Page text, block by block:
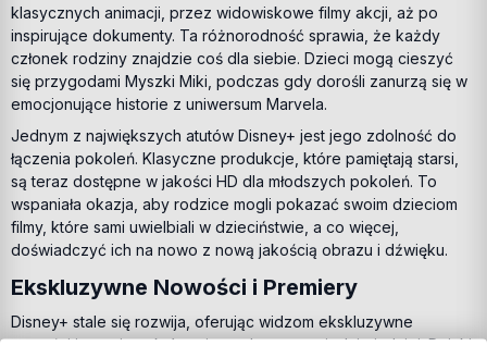
klasycznych animacji, przez widowiskowe filmy akcji, aż po
inspirujące dokumenty. Ta różnorodność sprawia, że każdy
członek rodziny znajdzie coś dla siebie. Dzieci mogą cieszyć
się przygodami Myszki Miki, podczas gdy dorośli zanurzą się w
emocjonujące historie z uniwersum Marvela.
Jednym z największych atutów Disney+ jest jego zdolność do
łączenia pokoleń. Klasyczne produkcje, które pamiętają starsi,
są teraz dostępne w jakości HD dla młodszych pokoleń. To
wspaniała okazja, aby rodzice mogli pokazać swoim dzieciom
filmy, które sami uwielbiali w dzieciństwie, a co więcej,
doświadczyć ich na nowo z nową jakością obrazu i dźwięku.
Ekskluzywne Nowości i Premiery
Disney+ stale się rozwija, oferując widzom ekskluzywne
nowości i premiery, które nie są dostępne nigdzie indziej. Dzięki